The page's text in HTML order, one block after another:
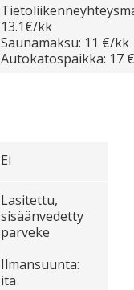
13.1€/kk
Saunamaksu: 11 €/kk
Autokatospaikka: 17
Ei
Lasitettu,
sisäänvedetty
parveke
Ilmansuunta:
itä